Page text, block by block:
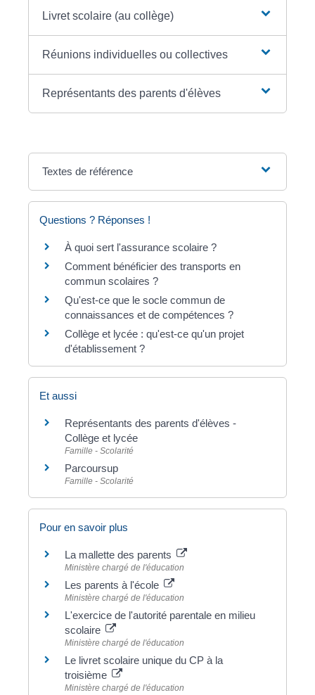
Livret scolaire (au collège)
Réunions individuelles ou collectives
Représentants des parents d'élèves
Textes de référence
Questions ? Réponses !
À quoi sert l'assurance scolaire ?
Comment bénéficier des transports en
commun scolaires ?
Qu'est-ce que le socle commun de
connaissances et de compétences ?
Collège et lycée : qu'est-ce qu'un projet
d'établissement ?
Et aussi
Représentants des parents d'élèves -
Collège et lycée
Famille - Scolarité
Parcoursup
Famille - Scolarité
Pour en savoir plus
La mallette des parents
Ministère chargé de l'éducation
Les parents à l'école
Ministère chargé de l'éducation
L'exercice de l'autorité parentale en milieu
scolaire
Ministère chargé de l'éducation
Le livret scolaire unique du CP à la
troisième
Ministère chargé de l'éducation